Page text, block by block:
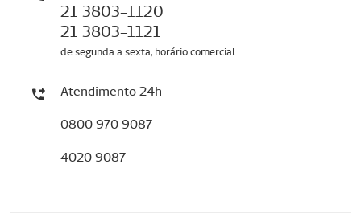
21 3803-1120
21 3803-1121
de segunda a sexta, horário comercial
Atendimento 24h
0800 970 9087
4020 9087